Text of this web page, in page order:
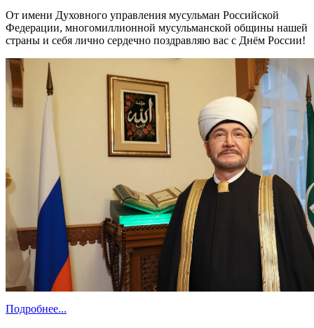
От имени Духовного управления мусульман Российской
Федерации, многомиллионной мусульманской общины нашей
страны и себя лично сердечно поздравляю вас с Днём России!
Подробнее...